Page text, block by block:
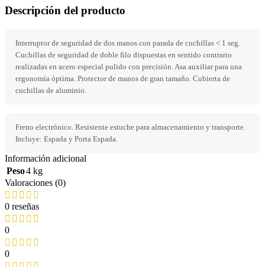
Descripción del producto
Interruptor de seguridad de dos manos con parada de cuchillas < 1 seg.
Cuchillas de seguridad de doble filo dispuestas en sentido contrario
realizadas en acero especial pulido con precisión. Asa auxiliar para una
ergonomía óptima. Protector de manos de gran tamaño. Cubierta de
cuchillas de aluminio.
Freno electrónico. Resistente estuche para almacenamiento y transporte.
Incluye: Espada y Porta Espada.
Información adicional
Peso4 kg
Valoraciones (0)
0 reseñas
0
0